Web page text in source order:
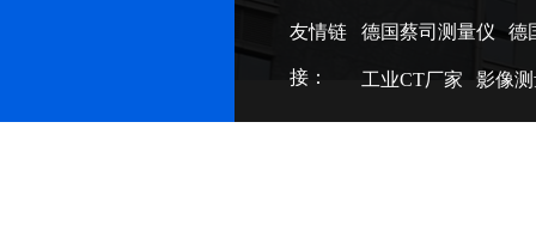
友情链
接：
德国蔡司测量仪 德
工业CT厂家 影像